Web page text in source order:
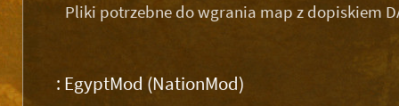
Pliki potrzebne do wgrania map z dopiskiem
: EgyptMod (NationMod)